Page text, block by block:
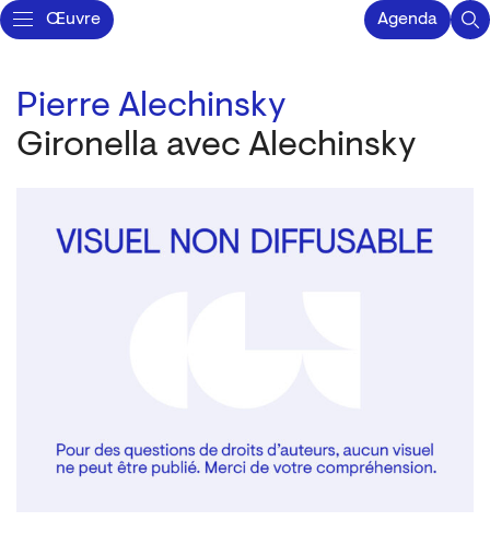
Œuvre Agenda
Pierre Alechinsky
Gironella avec Alechinsky